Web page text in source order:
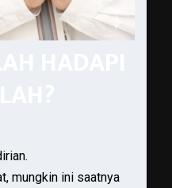
mungkin ini saatnya